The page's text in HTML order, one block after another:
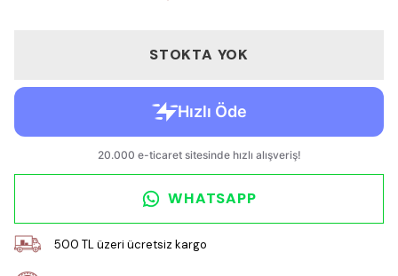
STOKTA YOK
WHATSAPP
500 TL üzeri ücretsiz kargo